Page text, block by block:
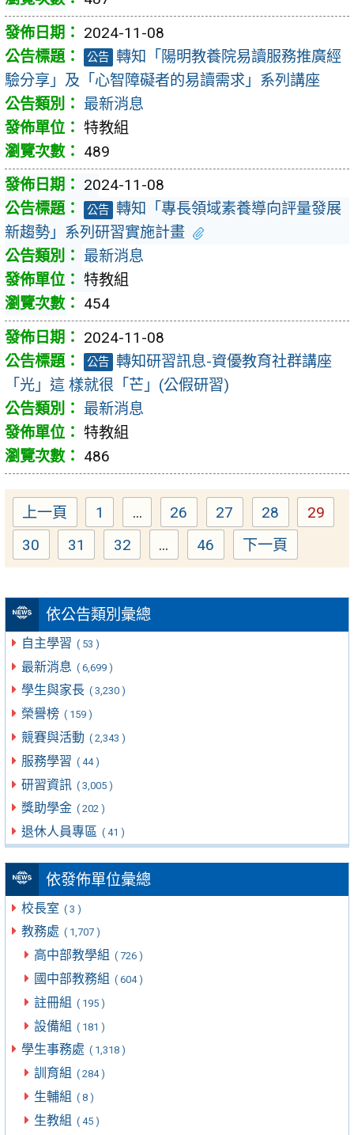
依公告類別彙總
自主學習 ( 53 )
最新消息 ( 6,699 )
學生與家長 ( 3,230 )
榮譽榜 ( 159 )
競賽與活動 ( 2,343 )
服務學習 ( 44 )
研習資訊 ( 3,005 )
獎助學金 ( 202 )
退休人員專區 ( 41 )
依發佈單位彙總
校長室 ( 3 )
教務處 ( 1,707 )
高中部教學組 ( 726 )
國中部教務組 ( 604 )
註冊組 ( 195 )
設備組 ( 181 )
學生事務處 ( 1,318 )
訓育組 ( 284 )
生輔組 ( 8 )
生教組 ( 45 )
2024-11-08
公告 轉知「陽明教養院易讀服務推廣經
驗分享」及「心智障礙者的易讀需求」系列講座
最新消息
特教組
489
2024-11-08
公告 轉知「專長領域素養導向評量發展
新趨勢」系列研習實施計畫
最新消息
特教組
454
2024-11-08
公告 轉知研習訊息-資優教育社群講座
「光」這 樣就很「芒」(公假研習)
最新消息
特教組
486
上一頁 Page
1 ... Page
26 Page
27 Page
28 Page
29
Page
30 Page
31 Page
32 ... Page
46 下一頁